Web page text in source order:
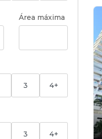
Área máxima
3 4+
3 4+